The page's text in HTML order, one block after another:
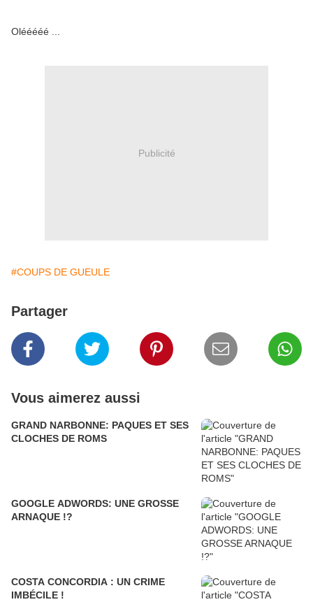
Olééééé ...
Publicité
#COUPS DE GUEULE
Partager
Vous aimerez aussi
GRAND NARBONNE: PAQUES ET SES
CLOCHES DE ROMS
GOOGLE ADWORDS: UNE GROSSE
ARNAQUE !?
COSTA CONCORDIA : UN CRIME
IMBÉCILE !